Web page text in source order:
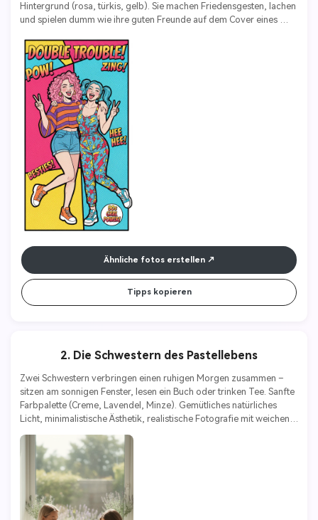
Hintergrund (rosa, türkis, gelb). Sie machen Friedensgesten, lachen
und spielen dumm wie ihre guten Freunde auf dem Cover eines
typografische Elemente schweben herum.
Stile Schlüsselwörter:Vintage-Pop | Energiegeistert | Comic |
Spaß | Stilisiert
Ähnliche fotos erstellen
Tipps kopieren
2. Die Schwestern des Pastellebens
Zwei Schwestern verbringen einen ruhigen Morgen zusammen –
sitzen am sonnigen Fenster, lesen ein Buch oder trinken Tee. Sanfte
Farbpalette (Creme, Lavendel, Minze). Gemütliches natürliches
Licht, minimalistische Ästhetik, realistische Fotografie mit weichen
Unschärfen und warmen Tönen.
Stile Schlüsselwörter:Pastellrealismus | minimalistisch | ruhig |
gemütlich | ästhetisch